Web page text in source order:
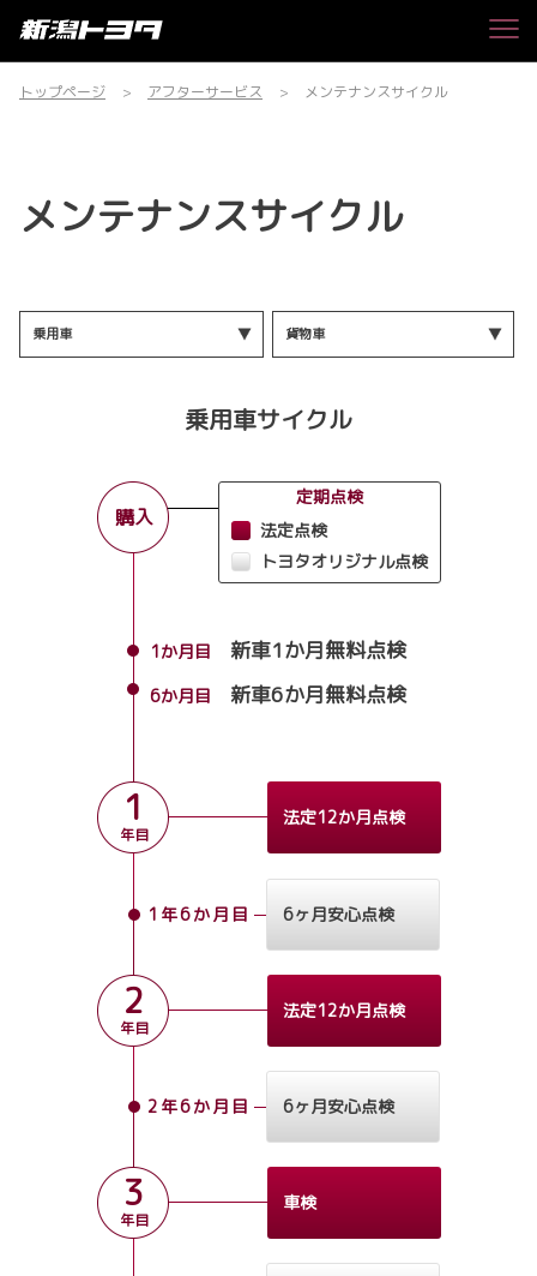
トップページ アフターサービス メンテナンスサイクル
メンテナンスサイクル
乗用車 貨物車
乗用車サイクル
購入
定期点検
法定点検
トヨタオリジナル点検
1か月目新車1か月無料点検
6か月目新車6か月無料点検
1
年目
法定12か月点検
1年6か月目 6ヶ月安心点検
2
年目
法定12か月点検
2年6か月目 6ヶ月安心点検
3
年目
車検